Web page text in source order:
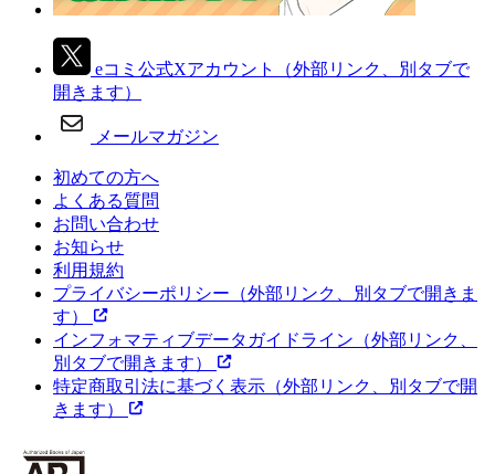
eコミ公式Xアカウント
（外部リンク、別タブで
開きます）
メールマガジン
初めての方へ
よくある質問
お問い合わせ
お知らせ
利用規約
プライバシーポリシー （外部リンク、別タブで開きま
す）
インフォマティブデータガイドライン （外部リンク、
別タブで開きます）
特定商取引法に基づく表示 （外部リンク、別タブで開
きます）